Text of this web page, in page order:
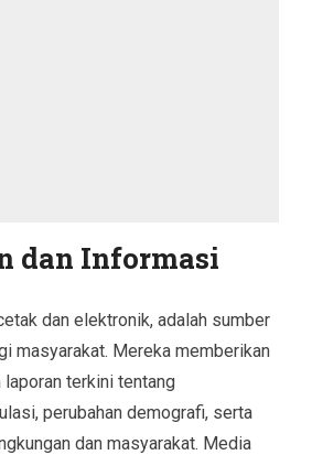
dan Informasi
dan elektronik, adalah sumber
masyarakat. Mereka memberikan
terkini tentang
perubahan demografi, serta
dan masyarakat. Media